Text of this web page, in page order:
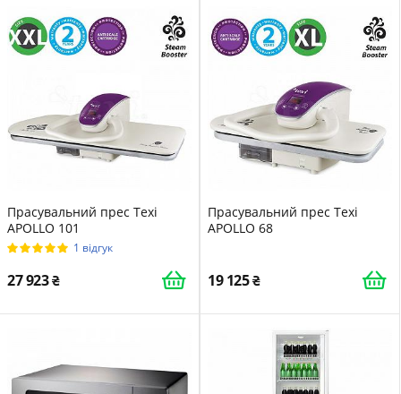
Прасувальний прес Texi
APOLLO 101
1 відгук
27 923
Прасувальний прес Texi
APOLLO 68
19 125